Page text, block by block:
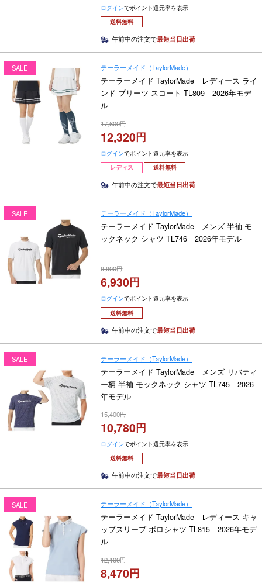
ログインでポイント還元率を表示
送料無料
午前中の注文で最短当日出荷
SALE テーラーメイド（TaylorMade）
テーラーメイド TaylorMade レディース ライ
ンド プリーツ スコート TL809 2026年モデ
ル
17,600
12,320
ログインでポイント還元率を表示
レディス
送料無料
午前中の注文で最短当日出荷
SALE テーラーメイド（TaylorMade）
テーラーメイド TaylorMade メンズ 半袖 モ
ックネック シャツ TL746 2026年モデル
9,900
6,930
ログインでポイント還元率を表示
送料無料
午前中の注文で最短当日出荷
SALE テーラーメイド（TaylorMade）
テーラーメイド TaylorMade メンズ リバティ
ー柄 半袖 モックネック シャツ TL745 2026
年モデル
15,400
10,780
ログインでポイント還元率を表示
送料無料
午前中の注文で最短当日出荷
SALE テーラーメイド（TaylorMade）
テーラーメイド TaylorMade レディース キャ
ップスリーブ ポロシャツ TL815 2026年モデ
ル
12,100
8,470